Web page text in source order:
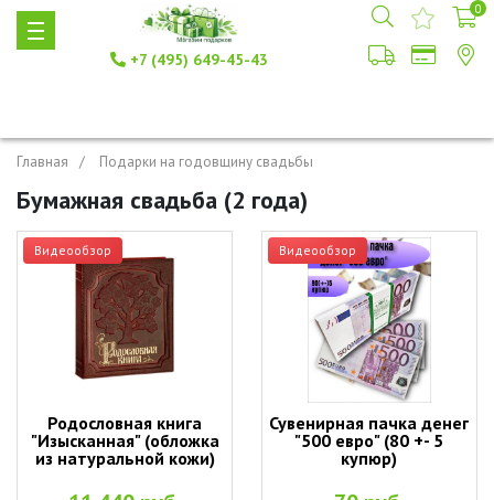
+7 (495) 649-45-43
0
Главная Подарки на годовщину свадьбы
Бумажная свадьба (2 года)
Видеообзор
Родословная книга
"Изысканная" (обложка
из натуральной кожи)
Видеообзор
Сувенирная пачка денег
"500 евро" (80 +- 5
купюр)